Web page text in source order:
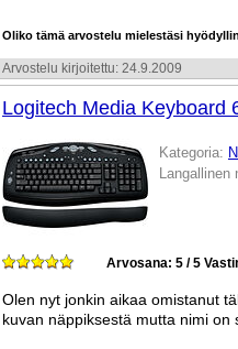
Oliko tämä arvostelu mielestäsi
Arvostelu kirjoitettu: 24.9.2009
Logitech Media Keyboard
Kategoria:
Langallinen
Arvosana: 5 / 5
Olen nyt jonkin aikaa omistanut
kuvan näppiksestä mutta nimi on